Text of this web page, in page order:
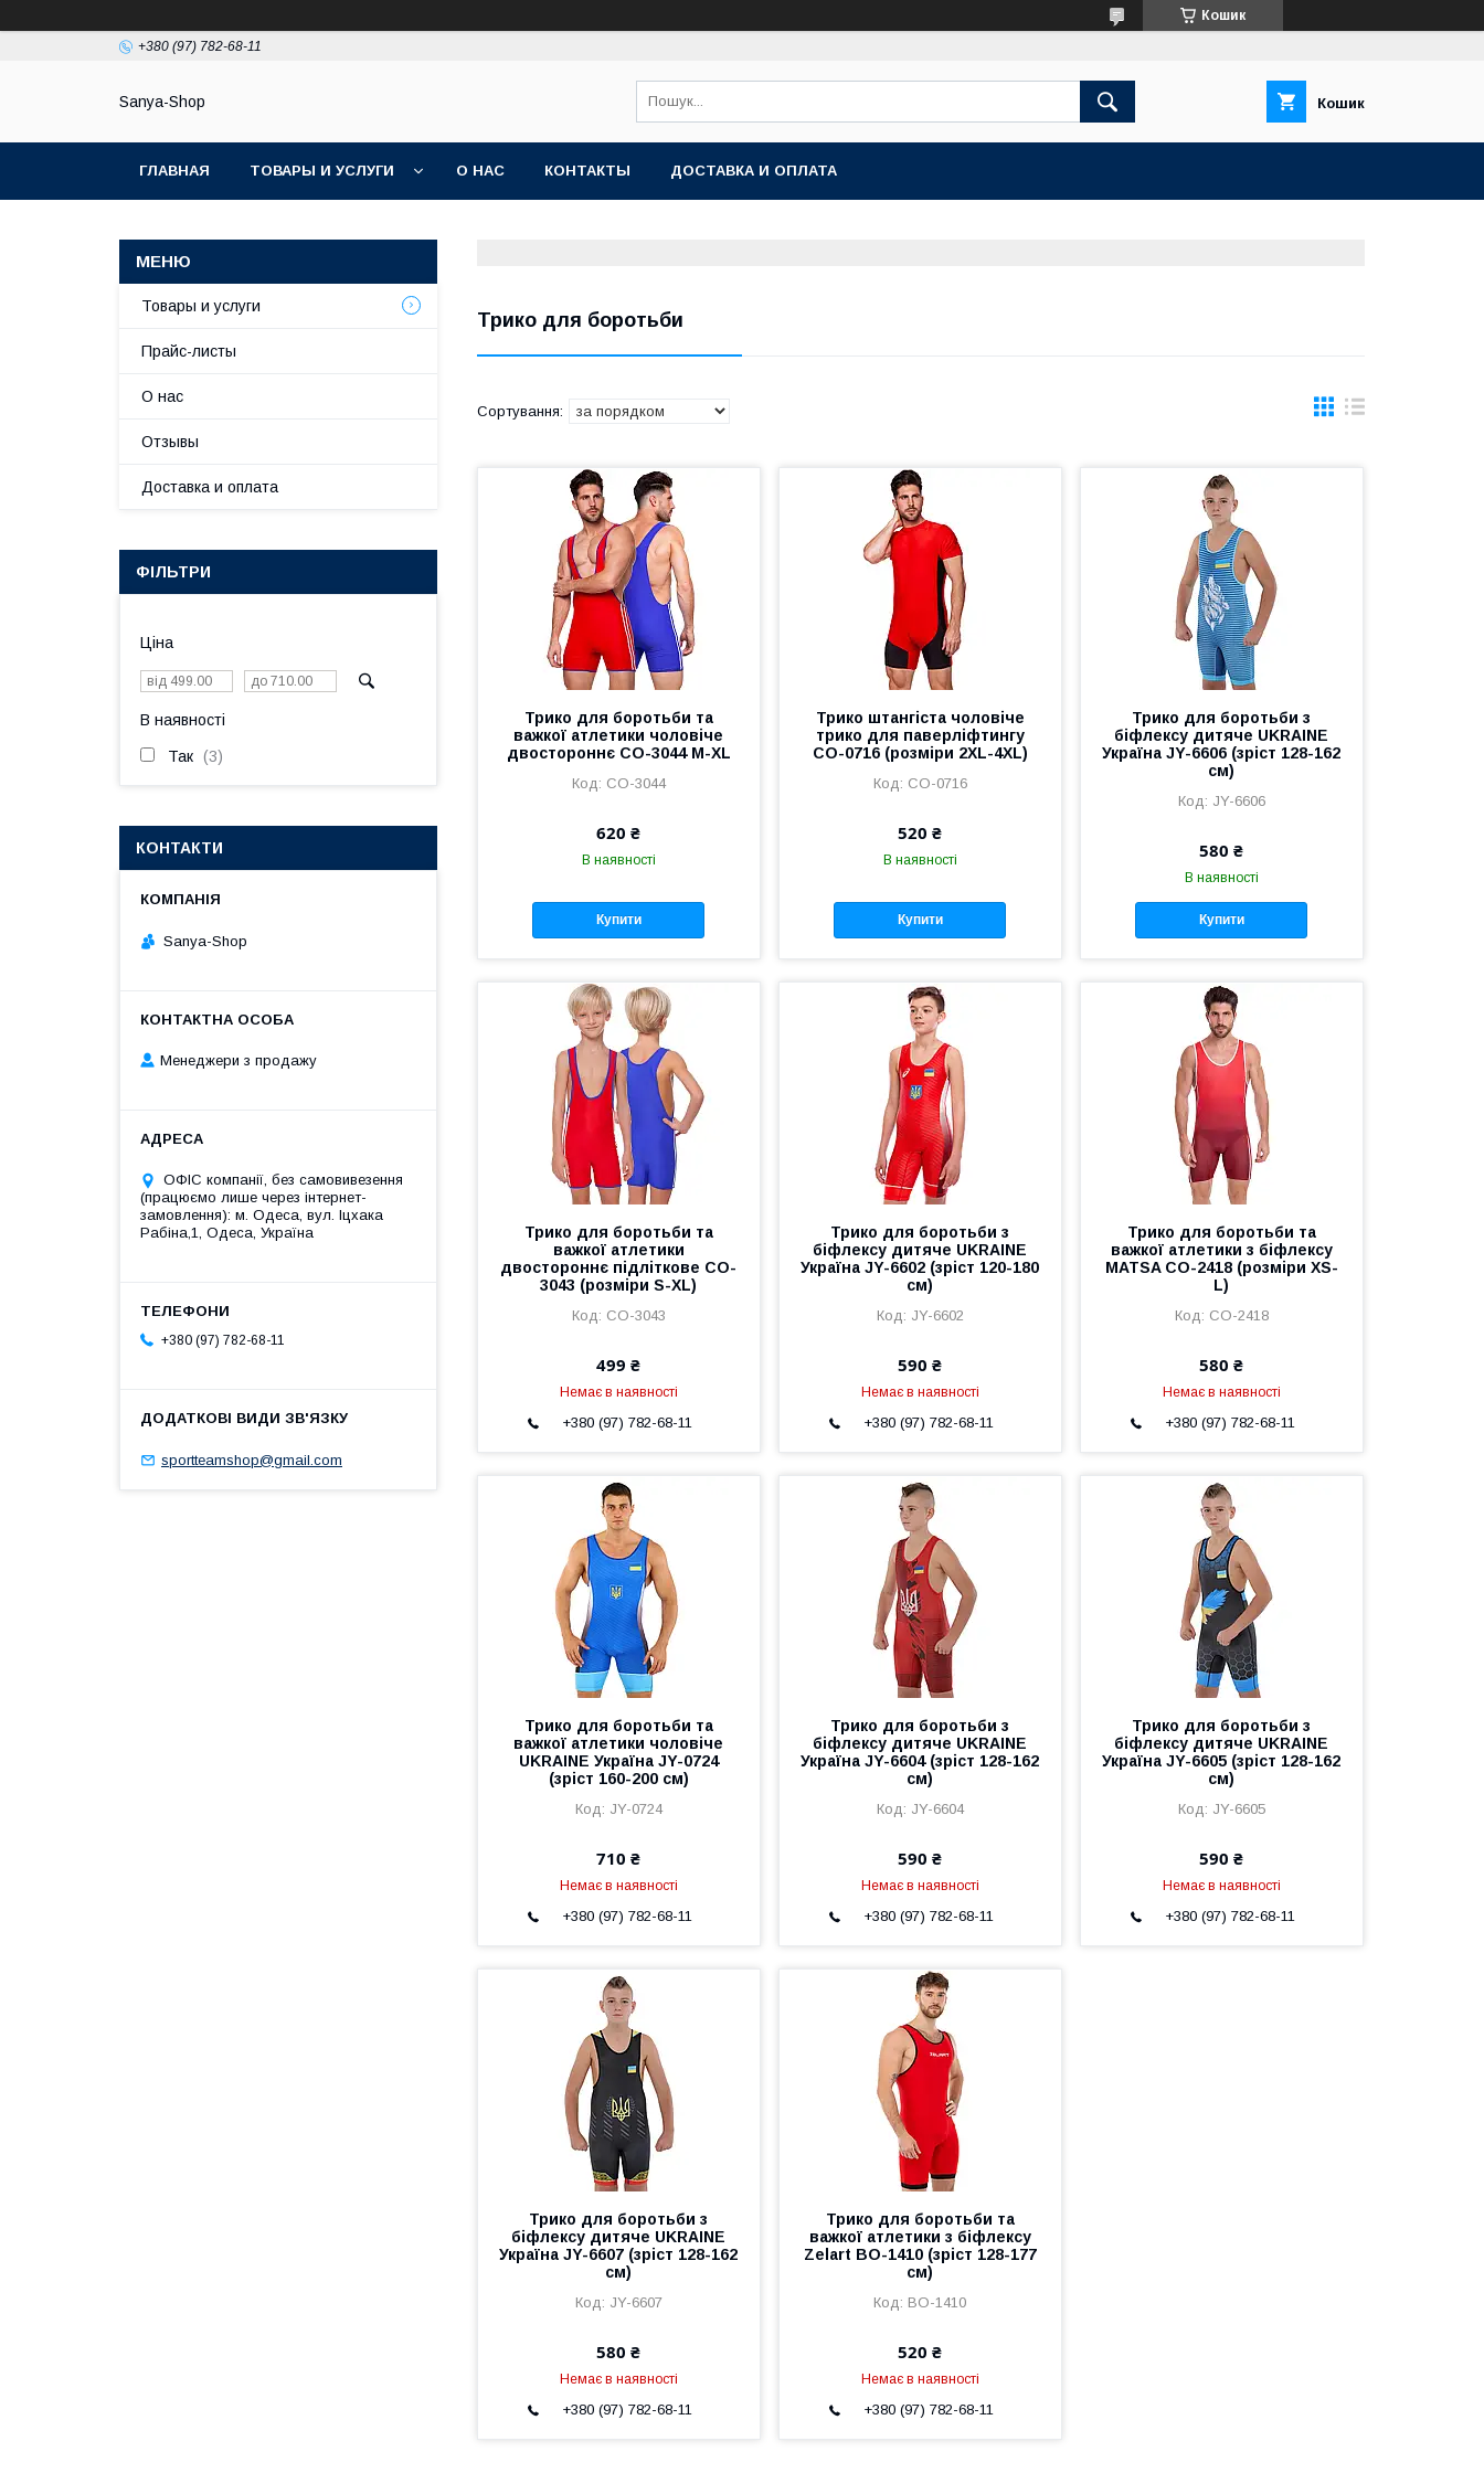
Кошик
+380 (97) 782-68-11
Sanya-Shop Кошик
ГЛАВНАЯ ТОВАРЫ И УСЛУГИ О НАС КОНТАКТЫ ДОСТАВКА И ОПЛАТА
Трико для боротьби
Трико для боротьби та
важкої атлетики чоловіче
двостороннє CO-3044 M-XL
CO-3044
620 ₴
В наявності
Купити
Трико штангіста чоловіче
трико для паверліфтингу
CO-0716 (розміри 2XL-4XL)
CO-0716
520 ₴
В наявності
Купити
Трико для боротьби з
біфлексу дитяче UKRAINE
Україна JY-6606 (зріст 128-162
см)
JY-6606
580 ₴
В наявності
Купити
Трико для боротьби та
важкої атлетики
двостороннє підліткове CO-
3043 (розміри S-XL)
CO-3043
499 ₴
Немає в наявності
+380 (97) 782-68-11
Трико для боротьби з
біфлексу дитяче UKRAINE
Україна JY-6602 (зріст 120-180
см)
JY-6602
590 ₴
Немає в наявності
+380 (97) 782-68-11
Трико для боротьби та
важкої атлетики з біфлексу
MATSA CO-2418 (розміри XS-
L)
CO-2418
580 ₴
Немає в наявності
+380 (97) 782-68-11
Трико для боротьби та
важкої атлетики чоловіче
UKRAINE Україна JY-0724
(зріст 160-200 см)
JY-0724
710 ₴
Немає в наявності
+380 (97) 782-68-11
Трико для боротьби з
біфлексу дитяче UKRAINE
Україна JY-6604 (зріст 128-162
см)
JY-6604
590 ₴
Немає в наявності
+380 (97) 782-68-11
Трико для боротьби з
біфлексу дитяче UKRAINE
Україна JY-6605 (зріст 128-162
см)
JY-6605
590 ₴
Немає в наявності
+380 (97) 782-68-11
Трико для боротьби з
біфлексу дитяче UKRAINE
Україна JY-6607 (зріст 128-162
см)
JY-6607
580 ₴
Немає в наявності
+380 (97) 782-68-11
Трико для боротьби та
важкої атлетики з біфлексу
Zelart BO-1410 (зріст 128-177
см)
BO-1410
520 ₴
Немає в наявності
+380 (97) 782-68-11
Товары и услуги
Прайс-листы
О нас
Отзывы
Доставка и оплата
ФІЛЬТРИ
Ціна
В наявності
Так 3
КОНТАКТИ
Sanya-Shop
Менеджери з продажу
ОФІС компанії, без самовивезення
(працюємо лише через інтернет-
замовлення): м. Одеса, вул. Іцхака
Рабіна,1, Одеса, Україна
+380 (97) 782-68-11
sportteamshop@gmail.com